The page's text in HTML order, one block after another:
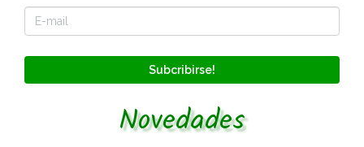
Subcribirse!
Novedades